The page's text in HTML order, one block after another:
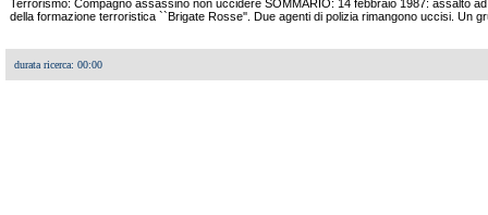
Terrorismo: Compagno assassino non uccidere SOMMARIO: 14 febbraio 1987: assalto
della formazione terroristica ``Brigate Rosse''. Due agenti di polizia rimangono uccisi. Un
durata ricerca: 00:00